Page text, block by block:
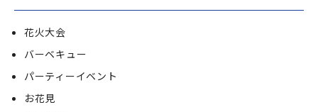
花火大会
バーベキュー
パーティーイベント
お花見